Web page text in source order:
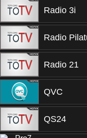
Radio 3i
Radio
Radio 21
QVC
QS24